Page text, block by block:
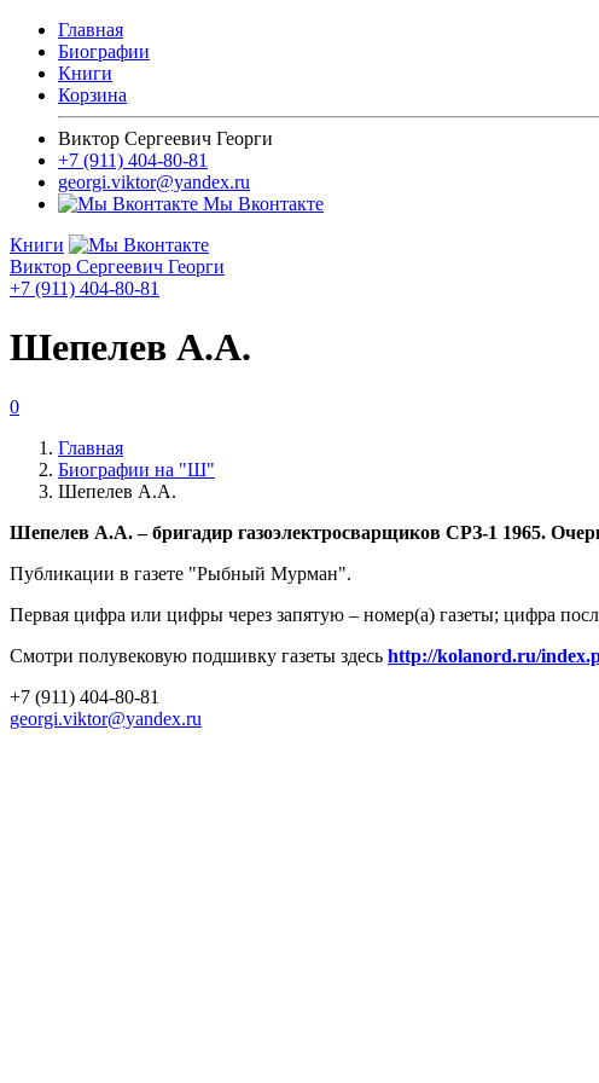
Главная
Биографии
Книги
Корзина
Виктор Сергеевич Георги
+7 (911) 404-80-81
georgi.viktor@yandex.ru
Мы Вконтакте
Книги
Виктор Сергеевич Георги
+7 (911) 404-80-81
Шепелев А.А.
0
Главная
Биографии на "Ш"
Шепелев А.А.
Шепелев А.А. – бригадир газоэлектросварщиков СРЗ-1 1965.
Публикации в газете "Рыбный Мурман".
Первая цифра или цифры через запятую – номер(а) газеты; цифра
Смотри полувековую подшивку газеты здесь http://kolanord.ru/
+7 (911) 404-80-81
georgi.viktor@yandex.ru